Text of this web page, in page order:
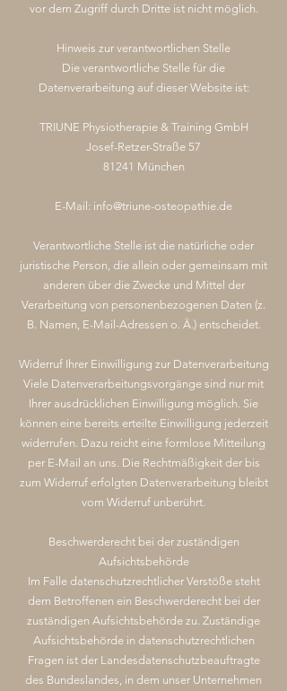
vor dem Zugriff durch Dritte ist nicht möglich.
Hinweis zur verantwortlichen Stelle
Die verantwortliche Stelle für die
Datenverarbeitung auf dieser Website ist:
TRIUNE Physiotherapie & Training GmbH
Josef-Retzer-Straße 57
81241 München
E-Mail: info@triune-osteopathie.de
Verantwortliche Stelle ist die natürliche oder
juristische Person, die allein oder gemeinsam mit
anderen über die Zwecke und Mittel der
Verarbeitung von personenbezogenen Daten (z.
B. Namen, E-Mail-Adressen o. Ä.) entscheidet.
Widerruf Ihrer Einwilligung zur Datenverarbeitung
Viele Datenverarbeitungsvorgänge sind nur mit
Ihrer ausdrücklichen Einwilligung möglich. Sie
können eine bereits erteilte Einwilligung jederzeit
widerrufen. Dazu reicht eine formlose Mitteilung
per E-Mail an uns. Die Rechtmäßigkeit der bis
zum Widerruf erfolgten Datenverarbeitung bleibt
vom Widerruf unberührt.
Beschwerderecht bei der zuständigen
Aufsichtsbehörde
Im Falle datenschutzrechtlicher Verstöße steht
dem Betroffenen ein Beschwerderecht bei der
zuständigen Aufsichtsbehörde zu. Zuständige
Aufsichtsbehörde in datenschutzrechtlichen
Fragen ist der Landesdatenschutzbeauftragte
des Bundeslandes, in dem unser Unternehmen